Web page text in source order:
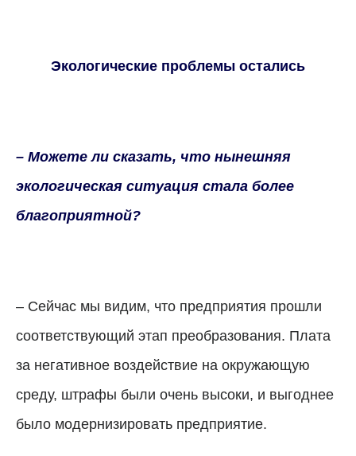
Экологические проблемы остались
– Можете ли сказать, что нынешняя
экологическая ситуация стала более
благоприятной?
– Сейчас мы видим, что предприятия прошли
соответствующий этап преобразования. Плата
за негативное воздействие на окружающую
среду, штрафы были очень высоки, и выгоднее
было модернизировать предприятие.